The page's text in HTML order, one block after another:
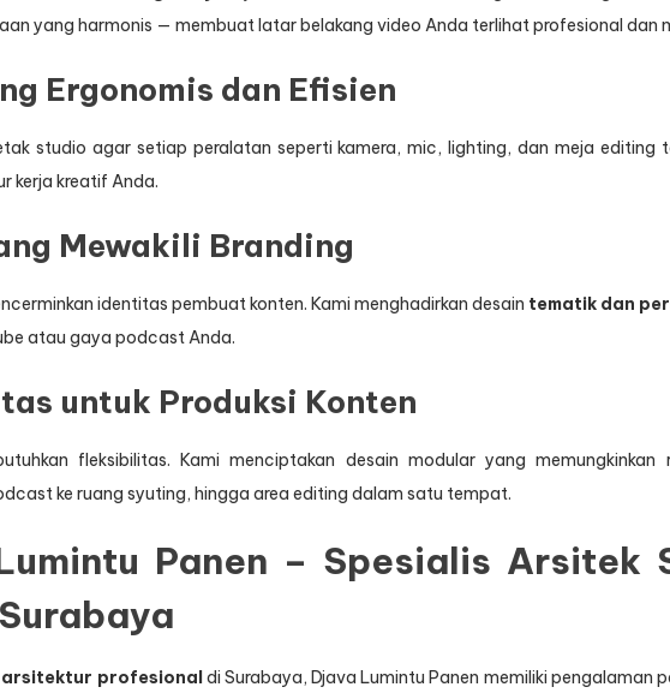
yang harmonis — membuat latar belakang video Anda terlihat profesional dan
Ergonomis dan Efisien
studio agar setiap peralatan seperti kamera, mic, lighting, dan meja editing
kerja kreatif Anda.
Mewakili Branding
identitas pembuat konten. Kami menghadirkan desain tematik dan
atau gaya podcast Anda.
untuk Produksi Konten
fleksibilitas. Kami menciptakan desain modular yang memungkinkan
ke ruang syuting, hingga area editing dalam satu tempat.
Panen – Spesialis Arsitek
arsitektur profesionaldi Surabaya, Djava Lumintu Panen memiliki pengalaman